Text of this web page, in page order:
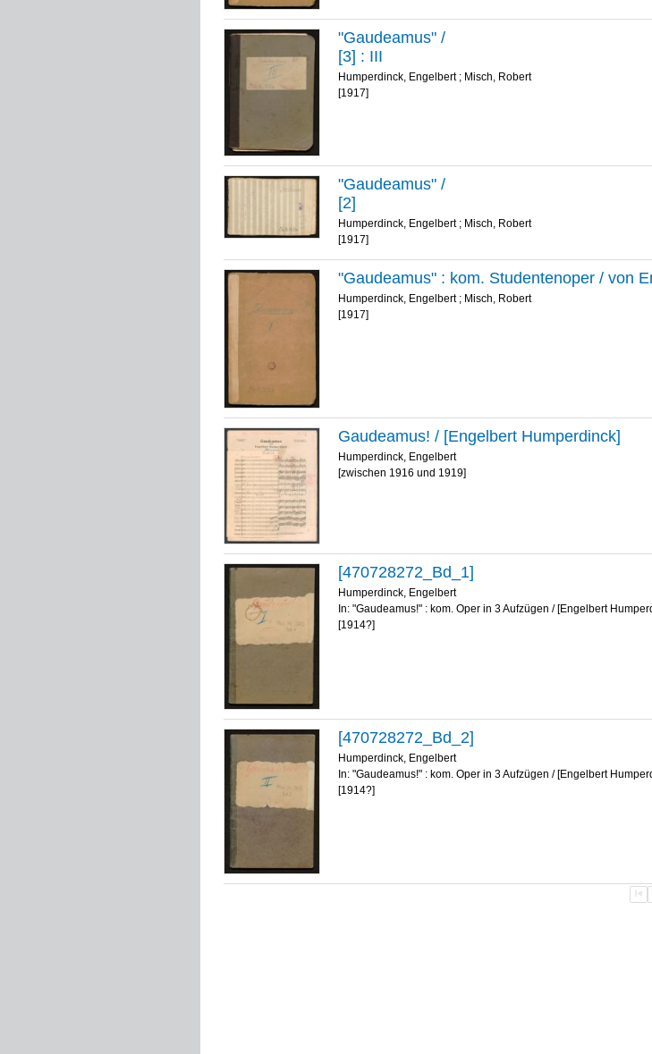
"Gaudeamus" /
[3] : III
Humperdinck, Engelbert; Misch, Robert
[1917]
"Gaudeamus" /
[2]
Humperdinck, Engelbert; Misch, Robert
[1917]
"Gaudeamus" : kom. Studentenoper / von
Humperdinck, Engelbert; Misch, Robert
[1917]
Gaudeamus! / [Engelbert Humperdinck]
Humperdinck, Engelbert
[zwischen 1916 und 1919]
[470728272_Bd_1]
Humperdinck, Engelbert
In: "Gaudeamus!" : kom. Oper in 3 Aufzügen / [Engelbert
[1914?]
[470728272_Bd_2]
Humperdinck, Engelbert
In: "Gaudeamus!" : kom. Oper in 3 Aufzügen / [Engelbert
[1914?]